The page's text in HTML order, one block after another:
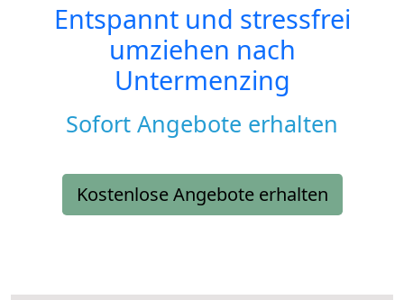
Entspannt und stressfrei
umziehen nach
Untermenzing
Sofort Angebote erhalten
Kostenlose Angebote erhalten